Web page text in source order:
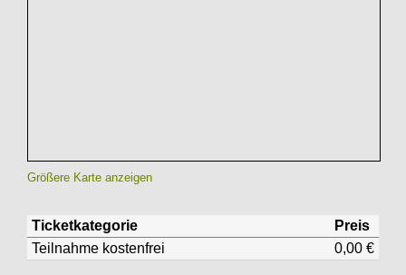
Größere Karte anzeigen
Ticketkategorie
Preis
Teilnahme kostenfrei
0,00 €